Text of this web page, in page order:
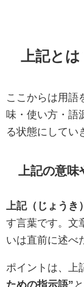
上記とは
ここからは用語
味・使い方・語
る状態にしてい
上記の意味
上記（じょうき）
す言葉です。文
いは直前に述べ
ポイントは、上
ための指示語”